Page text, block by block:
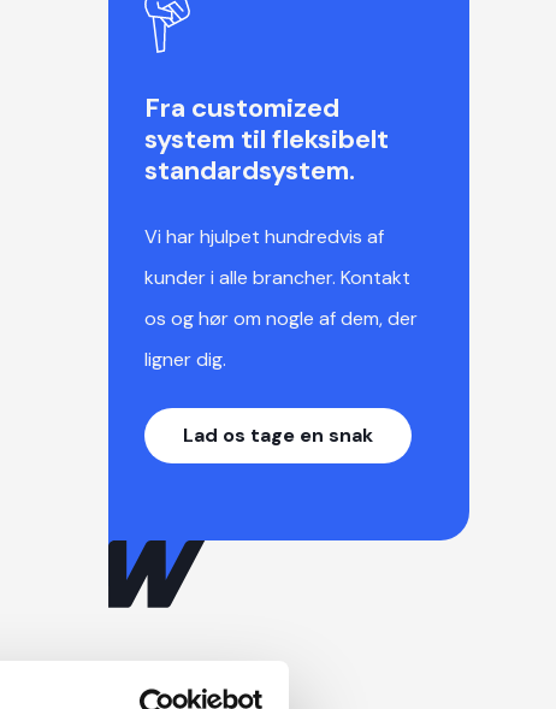
Fra customized
system til fleksibelt
standardsystem.
Vi har hjulpet hundredvis af
kunder i alle brancher. Kontakt
os og hør om nogle af dem, der
ligner dig.
Lad os tage en snak